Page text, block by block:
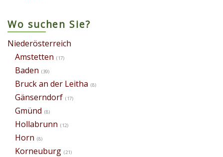
Wo suchen Sie?
Niederösterreich
Amstetten (17)
Baden (39)
Bruck an der Leitha (8)
Gänserndorf (17)
Gmünd (8)
Hollabrunn (12)
Horn (8)
Korneuburg (21)